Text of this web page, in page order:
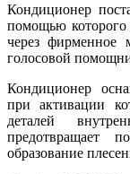
Кондиционер
помощью которого
через фирменное
голосовой
Кондиционер
при активации
деталей
предотвращает
образование